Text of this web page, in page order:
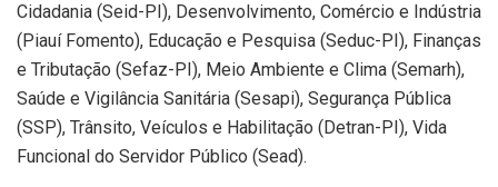
Cidadania (Seid-PI), Desenvolvimento, Comércio e Indústria
(Piauí Fomento), Educação e Pesquisa (Seduc-PI), Finanças
e Tributação (Sefaz-PI), Meio Ambiente e Clima (Semarh),
Saúde e Vigilância Sanitária (Sesapi), Segurança Pública
(SSP), Trânsito, Veículos e Habilitação (Detran-PI), Vida
Funcional do Servidor Público (Sead).